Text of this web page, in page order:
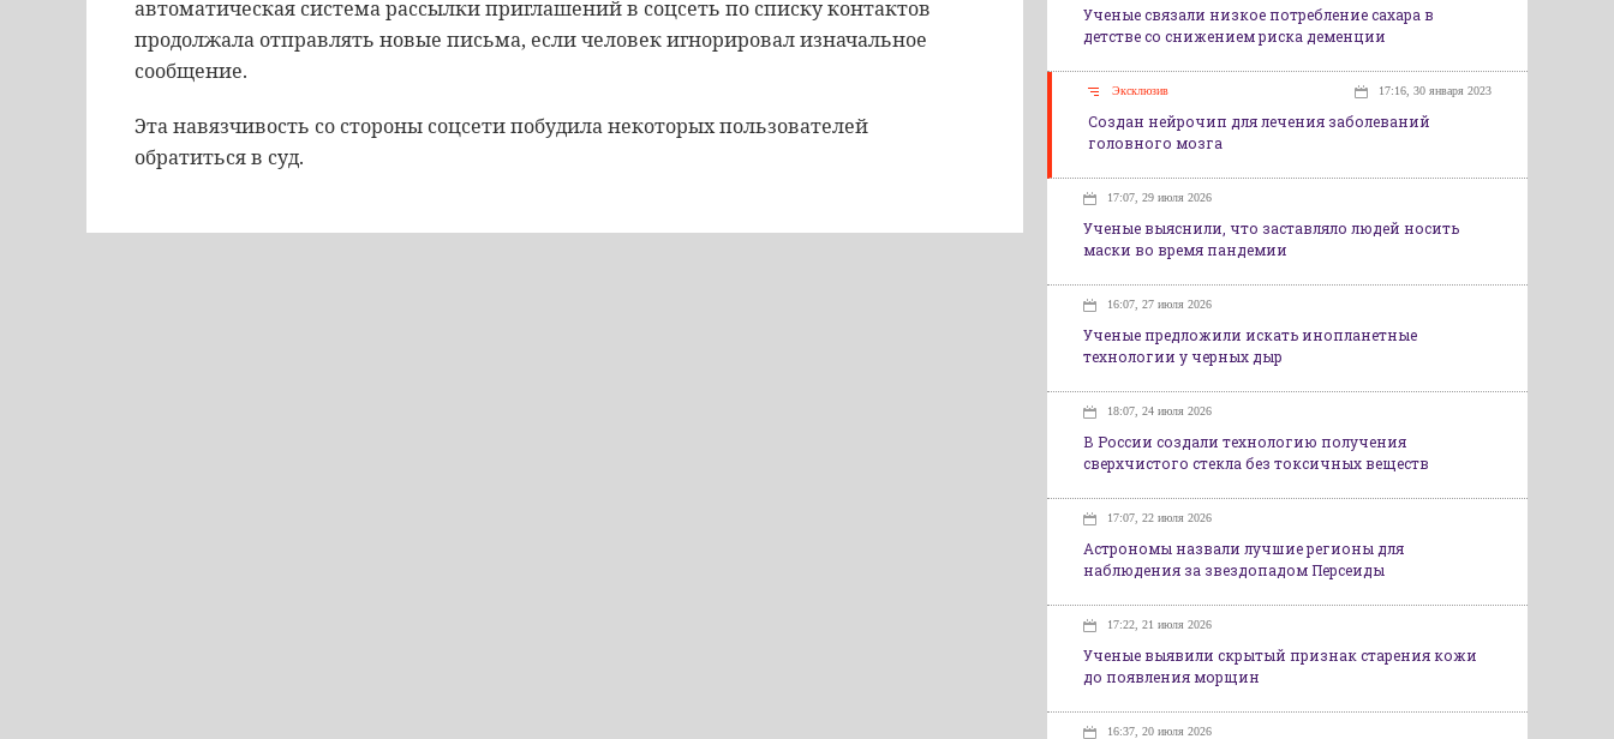
автоматическая система рассылки приглашений в соцсеть по списку контактов
продолжала отправлять новые письма, если человек игнорировал изначальное
сообщение.
Эта навязчивость со стороны соцсети побудила некоторых пользователей
обратиться в суд.
Ученые связали низкое потребление сахара в
детстве со снижением риска деменции
Эксклюзив 17:16, 30 января 2023
Создан нейрочип для лечения заболеваний
головного мозга
17:07, 29 июля 2026
Ученые выяснили, что заставляло людей носить
маски во время пандемии
16:07, 27 июля 2026
Ученые предложили искать инопланетные
технологии у черных дыр
18:07, 24 июля 2026
В России создали технологию получения
сверхчистого стекла без токсичных веществ
17:07, 22 июля 2026
Астрономы назвали лучшие регионы для
наблюдения за звездопадом Персеиды
17:22, 21 июля 2026
Ученые выявили скрытый признак старения кожи
до появления морщин
16:37, 20 июля 2026